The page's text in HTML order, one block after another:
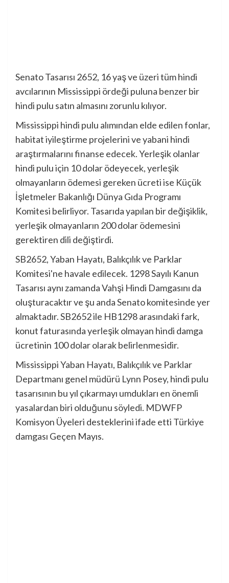
Senato Tasarısı 2652, 16 yaş ve üzeri tüm hindi
avcılarının Mississippi ördeği puluna benzer bir
hindi pulu satın almasını zorunlu kılıyor.
Mississippi hindi pulu alımından elde edilen fonlar,
habitat iyileştirme projelerini ve yabani hindi
araştırmalarını finanse edecek. Yerleşik olanlar
hindi pulu için 10 dolar ödeyecek, yerleşik
olmayanların ödemesi gereken ücreti ise Küçük
İşletmeler Bakanlığı Dünya Gıda Programı
Komitesi belirliyor. Tasarıda yapılan bir değişiklik,
yerleşik olmayanların 200 dolar ödemesini
gerektiren dili değiştirdi.
SB2652, Yaban Hayatı, Balıkçılık ve Parklar
Komitesi'ne havale edilecek. 1298 Sayılı Kanun
Tasarısı aynı zamanda Vahşi Hindi Damgasını da
oluşturacaktır ve şu anda Senato komitesinde yer
almaktadır. SB2652 ile HB1298 arasındaki fark,
konut faturasında yerleşik olmayan hindi damga
ücretinin 100 dolar olarak belirlenmesidir.
Mississippi Yaban Hayatı, Balıkçılık ve Parklar
Departmanı genel müdürü Lynn Posey, hindi pulu
tasarısının bu yıl çıkarmayı umdukları en önemli
yasalardan biri olduğunu söyledi. MDWFP
Komisyon Üyeleri desteklerini ifade etti Türkiye
damgası Geçen Mayıs.